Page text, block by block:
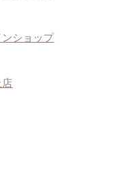
ショップ